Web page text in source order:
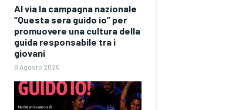
Al via la campagna nazionale
“Questa sera guido io” per
promuovere una cultura della
guida responsabile tra i
giovani
8 Agosto 2026